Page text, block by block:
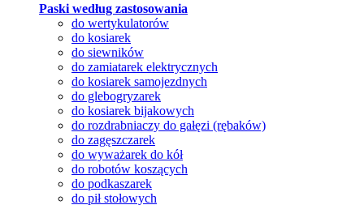
Paski według zastosowania
do wertykulatorów
do kosiarek
do siewników
do zamiatarek elektrycznych
do kosiarek samojezdnych
do glebogryzarek
do kosiarek bijakowych
do rozdrabniaczy do gałęzi (rębaków)
do zagęszczarek
do wyważarek do kół
do robotów koszących
do podkaszarek
do pił stołowych